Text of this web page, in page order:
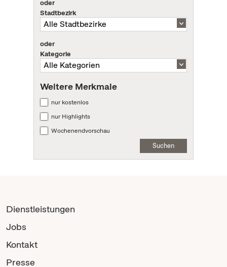
oder
Stadtbezirk
oder
Kategorie
Weitere Merkmale
nur kostenlos
nur Highlights
Wochenendvorschau
Suchen
Dienstleistungen
Jobs
Kontakt
Presse